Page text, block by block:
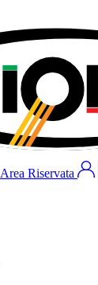
Area Riservata